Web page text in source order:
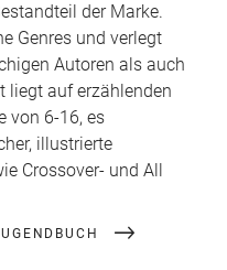
der Marke.
Genres und verlegt
Autoren als auch
liegt auf erzählenden
von 6-16, es
illustrierte
Crossover- und All